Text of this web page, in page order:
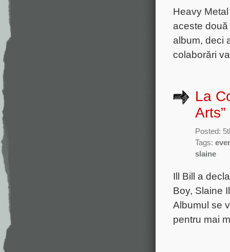
Heavy
aceste
album, deci
colaborări
La
Arts”
Posted:
Tags:
slaine
Ill Bill a
Boy, Slaine
Albumul se
pentru mai